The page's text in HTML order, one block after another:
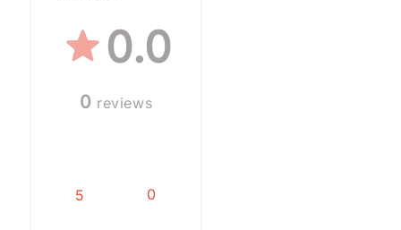
0.0
0 reviews
5 0